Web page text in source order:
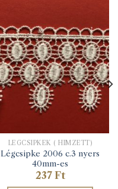
LÉGCSIPKÉK ( HÍMZETT)
Légcsipke 2006 c.3 nyers
40mm-es
237 Ft